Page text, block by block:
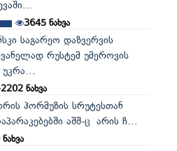
3645ნახვა
საგარეო დაზვერვის
რუსტემ უმეროვის
უკრა...
2202ნახვა
ჰორმუზის სრუტესთან
აშშ-ც არის ჩ...
ნახვა